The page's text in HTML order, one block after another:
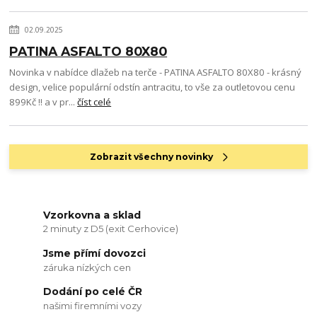
02.09.2025
PATINA ASFALTO 80X80
Novinka v nabídce dlažeb na terče - PATINA ASFALTO 80X80 - krásný
design, velice populární odstín antracitu, to vše za outletovou cenu
899Kč !! a v pr...číst celé
Zobrazit všechny novinky
Vzorkovna a sklad
2 minuty z D5 (exit Cerhovice)
Jsme přímí dovozci
záruka nízkých cen
Dodání po celé ČR
našimi firemními vozy